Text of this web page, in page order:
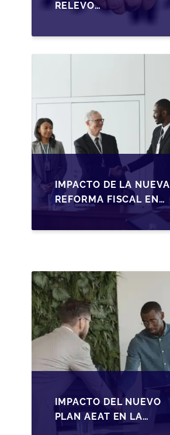
RELEVO
GENERACIONAL EN
PYMES ESPAÑOLAS
IMPACTO DE LA NUEVA
REFORMA FISCAL EN
LA TRANSMISIÓN DE
PYMES EN ESPAÑA
IMPACTO DEL NUEVO
PLAN AEAT EN LA
TRANSMISIÓN DE